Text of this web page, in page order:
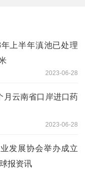
上半年滇池已处理
2023-06-28
月云南省口岸进口药
2023-06-28
发展协会举办成立
报资讯